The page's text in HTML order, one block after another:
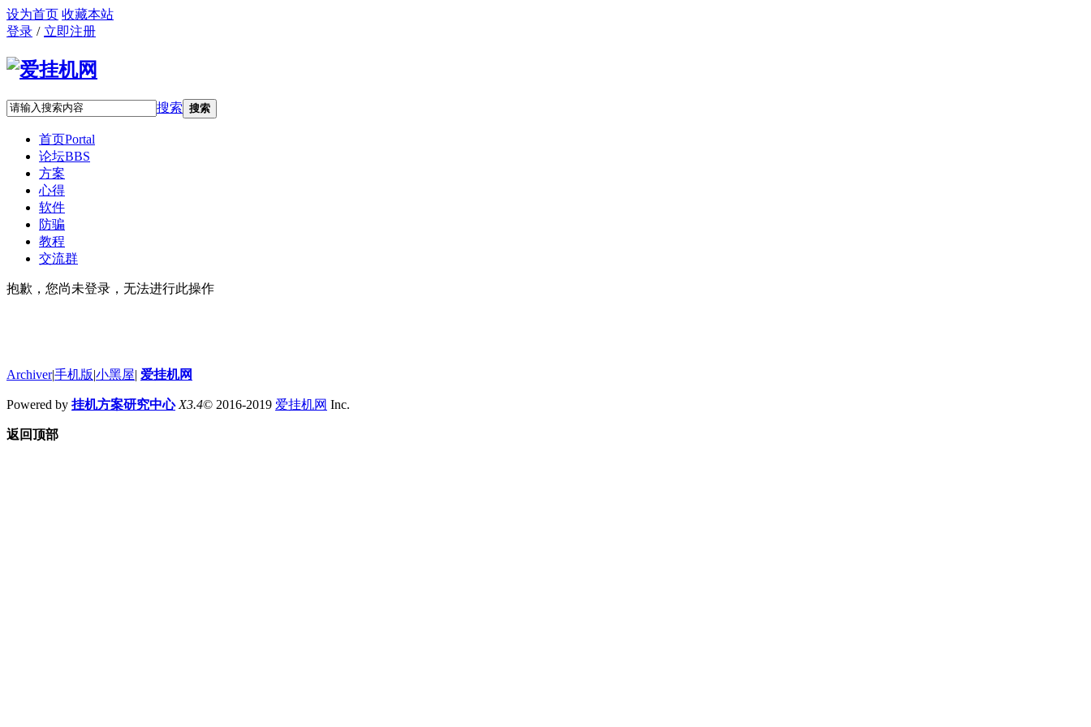
设为首页 收藏本站
登录 / 立即注册
搜索 搜索
首页Portal
论坛BBS
方案
心得
软件
防骗
教程
交流群
抱歉，您尚未登录，无法进行此操作
Archiver|手机版|小黑屋| 爱挂机网
Powered by 挂机方案研究中心 X3.4© 2016-2019 爱挂机网 Inc.
返回顶部